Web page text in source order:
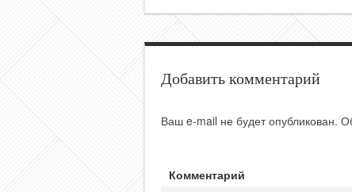
Добавить комментарий
Ваш e-mail не будет опубликован.
Комментарий